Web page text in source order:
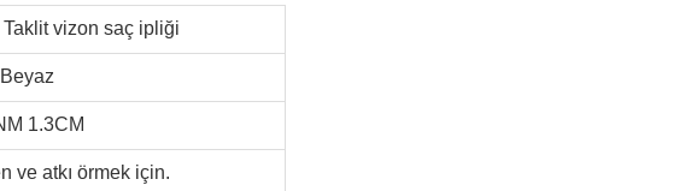
vizon saç ipliği
Beyaz
1.3CM
ve atkı örmek için.